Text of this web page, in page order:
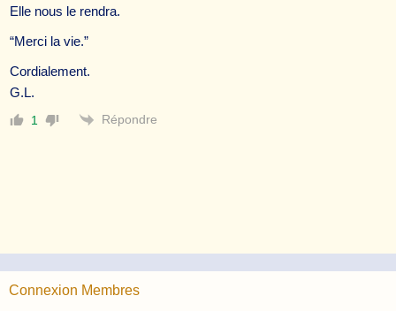
Elle nous le rendra.
“Merci la vie.”
Cordialement.
G.L.
1 Répondre
Connexion Membres